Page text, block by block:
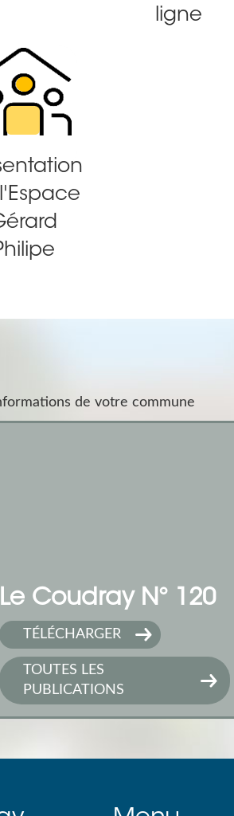
ligne
de votre commune
Le Coudray N° 120
TÉLÉCHARGER
TOUTES LES
PUBLICATIONS